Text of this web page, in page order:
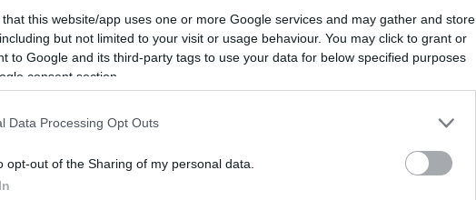
that this website/app uses one or more Google services and may gather and store
but not limited to your visit or usage behaviour. You may click to grant or
to Google and its third-party tags to use your data for below specified purposes
consent section.
Data Processing Opt Outs
opt-out of the Sharing of my personal data.
della situazione sul rinnovo del contratto